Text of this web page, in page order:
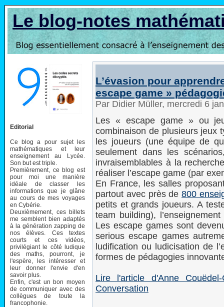
Le blog-notes
Editorial
Ce blog a pour sujet les
mathématiques et leur
enseignement au Lycée.
Son but est triple.
Premièrement, ce blog est
pour moi une manière
idéale de classer les
informations que je glâne
au cours de mes voyages
en Cybérie.
Deuxièmement, ces billets
me semblent bien adaptés
à la génération zapping de
nos élèves. Ces textes
courts et ces vidéos,
privilégiant le côté ludique
des maths, pourront, je
l'espère, les intéresser et
leur donner l'envie d'en
savoir plus.
Enfin, c'est un bon moyen
de communiquer avec des
collègues de toute la
francophonie.
L’évasion pour
escape game »
Par Didier Müller, mercredi 6
Les « escape game » ou
combinaison de plusieurs jeux
les joueurs (une équipe de
seulement dans les
invraisemblables à la
réaliser l’escape game (par
En France, les salles
partout avec près de 800
petits et grands joueurs. A
team building),
Les escape games sont
serious escape games
ludification ou ludicisation de
formes de pédagogies
Lire l'article d'Anne
Conversation